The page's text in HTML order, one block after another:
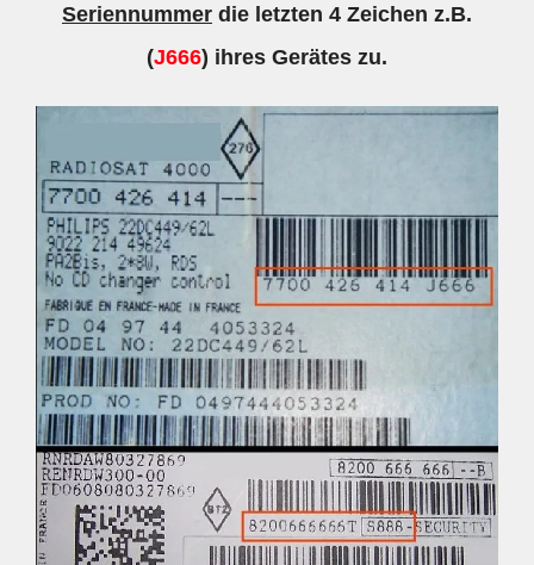
Seriennummer die letzten 4 Zeichen z.B.
(J666) ihres Gerätes zu.